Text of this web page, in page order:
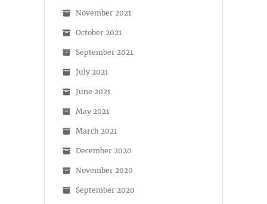
November 2021
October 2021
September 2021
July 2021
June 2021
May 2021
March 2021
December 2020
November 2020
September 2020